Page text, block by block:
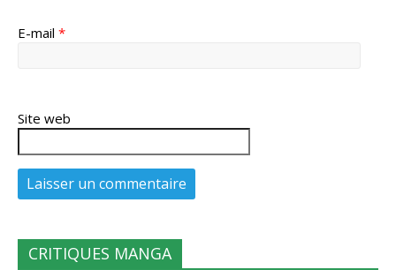
E-mail *
Site web
CRITIQUES MANGA